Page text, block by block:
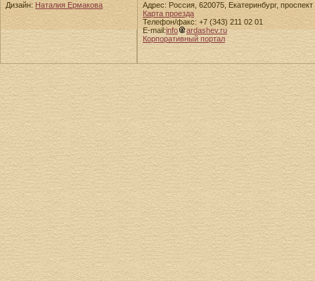
Дизайн: Наталия Ермакова
Адрес: Россия, 620075, Екатеринбург,
Карта проезда
Телефон/факс: +7 (343) 211 02 01
E-mail:info
ardashev.ru
Корпоративный портал